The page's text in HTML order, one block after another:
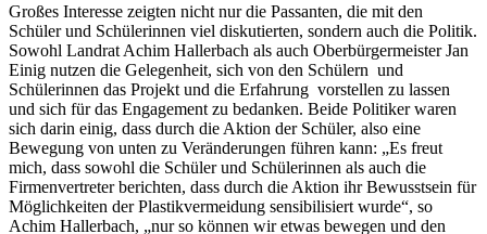
Großes Interesse zeigten nicht nur die Passanten, die mit den
Schüler und Schülerinnen viel diskutierten, sondern auch die Politik.
Sowohl Landrat Achim Hallerbach als auch Oberbürgermeister Jan
Einig nutzen die Gelegenheit, sich von den Schülern und
Schülerinnen das Projekt und die Erfahrung vorstellen zu lassen
und sich für das Engagement zu bedanken. Beide Politiker waren
sich darin einig, dass durch die Aktion der Schüler, also eine
Bewegung von unten zu Veränderungen führen kann: „Es freut
mich, dass sowohl die Schüler und Schülerinnen als auch die
Firmenvertreter berichten, dass durch die Aktion ihr Bewusstsein für
Möglichkeiten der Plastikvermeidung sensibilisiert wurde“, so
Achim Hallerbach, „nur so können wir etwas bewegen und den